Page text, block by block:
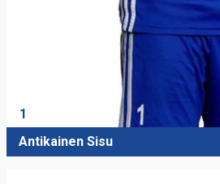
1
Antikainen Sisu